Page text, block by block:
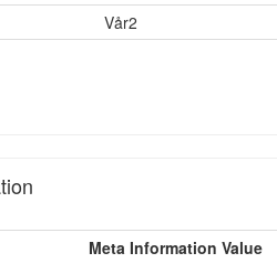
Vår2
Meta Information Value